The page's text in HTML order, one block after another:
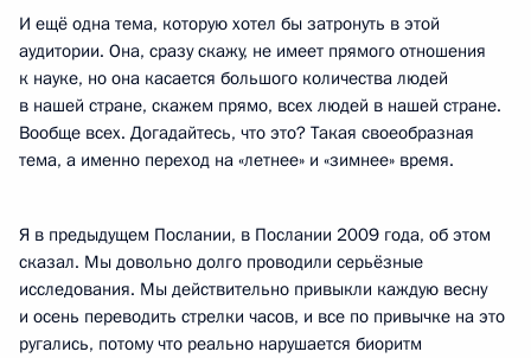
И ещё одна тема, которую хотел бы затронуть в этой
аудитории. Она, сразу скажу, не имеет прямого отношения
к науке, но она касается большого количества людей
в нашей стране, скажем прямо, всех людей в нашей стране.
Вообще всех. Догадайтесь, что это? Такая своеобразная
тема, а именно переход на «летнее» и «зимнее» время.
Я в предыдущем Послании, в Послании 2009 года, об этом
сказал. Мы довольно долго проводили серьёзные
исследования. Мы действительно привыкли каждую весну
и осень переводить стрелки часов, и все по привычке на это
ругались, потому что реально нарушается биоритм